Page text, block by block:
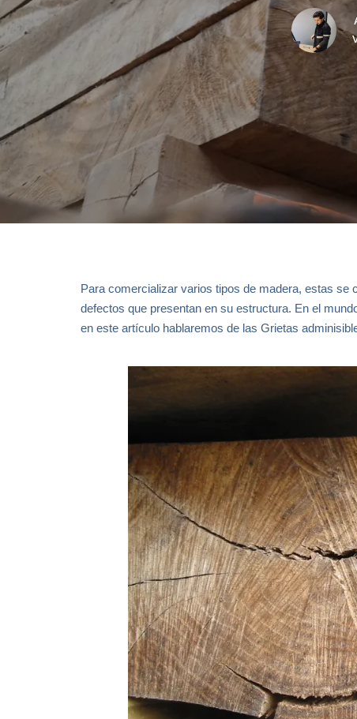
Para comercializar varios tipos de madera, estas
defectos que presentan en su estructura. En el
en este artículo hablaremos de las Grietas